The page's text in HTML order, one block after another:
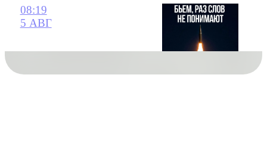
08:19
5 АВГ